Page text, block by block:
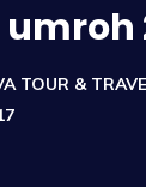
TOUR &